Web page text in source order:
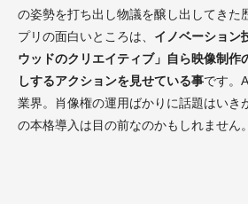
の姿勢を打ち出し物議を醸し出してきた
プリの面白いところは、 イノベーション
ウッドのクリエイティブ」自ら映像制作
しするアクションを見せている事です。
業界。肖像権の運用ばかりに話題はいき
の本格導入は目の前なのかもしれません。